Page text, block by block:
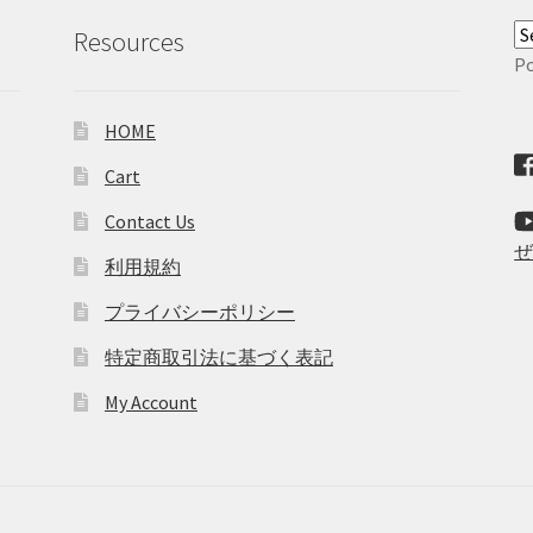
Resources
HOME
Cart
Contact Us
利用規約
プライバシーポリシー
特定商取引法に基づく表記
My Account